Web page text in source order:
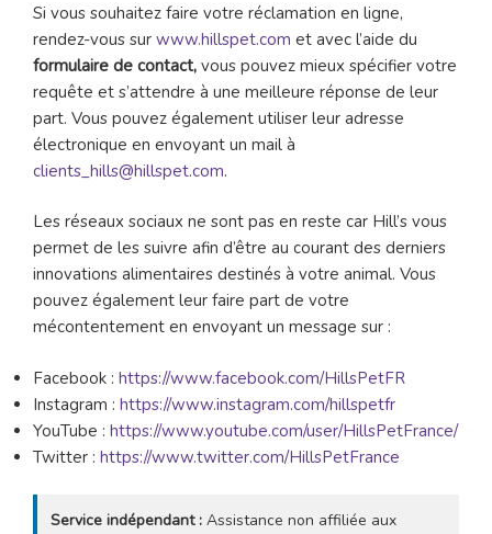
Si vous souhaitez faire votre réclamation en ligne,
rendez-vous sur www.hillspet.com et avec l’aide du
formulaire de contact, vous pouvez mieux spécifier votre
requête et s’attendre à une meilleure réponse de leur
part. Vous pouvez également utiliser leur adresse
électronique en envoyant un mail à
clients_hills@hillspet.com.
Les réseaux sociaux ne sont pas en reste car Hill’s vous
permet de les suivre afin d’être au courant des derniers
innovations alimentaires destinés à votre animal. Vous
pouvez également leur faire part de votre
mécontentement en envoyant un message sur :
Facebook : https://www.facebook.com/HillsPetFR
Instagram : https://www.instagram.com/hillspetfr
YouTube : https://www.youtube.com/user/HillsPetFrance/
Twitter : https://www.twitter.com/HillsPetFrance
Service indépendant : Assistance non affiliée aux